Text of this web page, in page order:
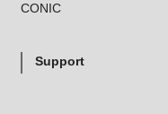
CONIC
Support